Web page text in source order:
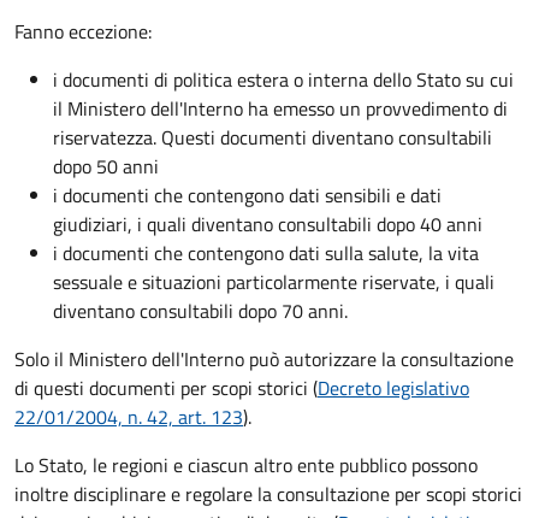
Fanno eccezione:
i documenti di politica estera o interna dello Stato su cui
il Ministero dell'Interno ha emesso un provvedimento di
riservatezza. Questi documenti diventano consultabili
dopo 50 anni
i documenti che contengono dati sensibili e dati
giudiziari, i quali diventano consultabili dopo 40 anni
i documenti che contengono dati sulla salute, la vita
sessuale e situazioni particolarmente riservate, i quali
diventano consultabili dopo 70 anni.
Solo il Ministero dell'Interno può autorizzare la consultazione
di questi documenti per scopi storici (Decreto legislativo
22/01/2004, n. 42, art. 123).
Lo Stato, le regioni e ciascun altro ente pubblico possono
inoltre disciplinare e regolare la consultazione per scopi storici